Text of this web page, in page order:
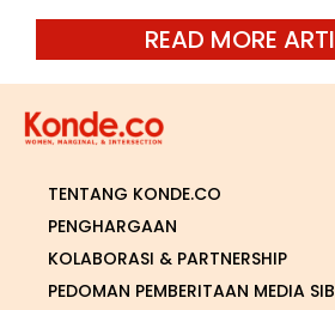
READ MORE
TENTANG KONDE.CO
PENGHARGAAN
KOLABORASI & PARTNERSHIP
PEDOMAN PEMBERITAAN MEDIA